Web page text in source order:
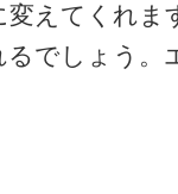
えてくれま
でしょう。